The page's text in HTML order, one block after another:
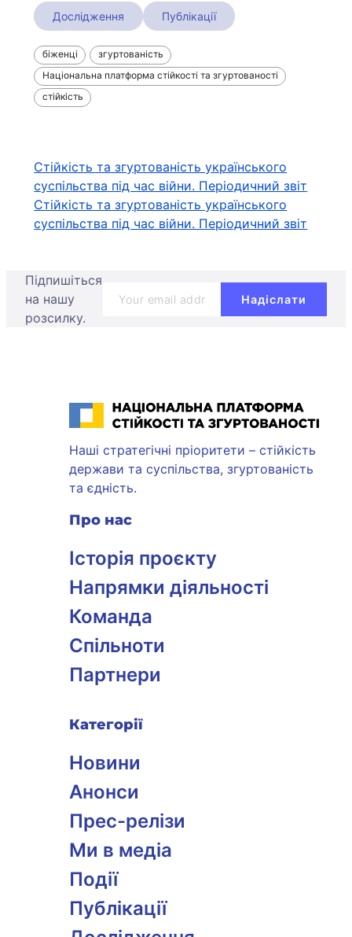
Дослідження Публікації
біженці
згуртованість
Національна платформа стійкості та згуртованості
стійкість
Навігація
записів
Стійкість та згуртованість українського
суспільства під час війни. Періодичний звіт
Стійкість та згуртованість українського
суспільства під час війни. Періодичний звіт
Підпишіться
на нашу
розсилку.
Національна платформа стійкості та згуртованості
Наші стратегічні пріоритети – стійкість
держави та суспільства, згуртованість
та єдність.
Про нас
Історія проєкту
Напрямки діяльності
Команда
Спільноти
Партнери
Категорії
Новини
Анонси
Прес-релізи
Ми в медіа
Події
Публікації